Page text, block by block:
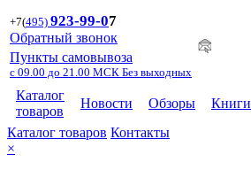
+7(495) 923-99-07
Обратный звонок
Пункты самовывоза
с 09.00 до 21.00 МСК Без выходных
Каталог
товаров
Новости Обзоры Книги
Каталог товаров Контакты
×